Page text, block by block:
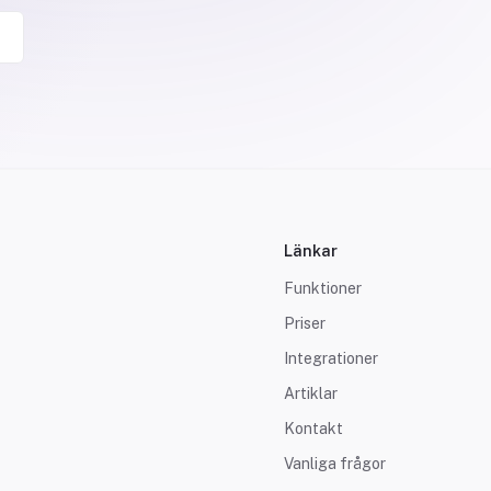
Länkar
Funktioner
Priser
Integrationer
Artiklar
Kontakt
Vanliga frågor